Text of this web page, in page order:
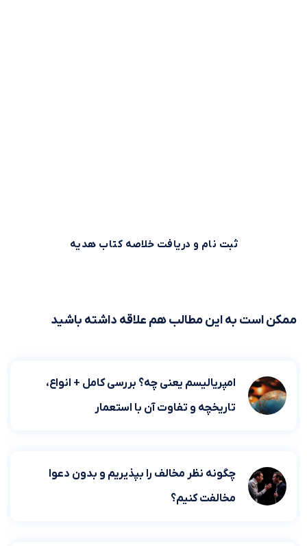
ثبت نام و دریافت خلاصه کتاب هدیه
ممکن است به این مطالب هم علاقه داشته باشید
امپریالیسم یعنی چه؟ بررسی کامل + انواع،
تاریخچه و تفاوت آن با استعمار
چگونه نظر مخالف را بپذیریم و بدون دعوا
مخالفت کنیم؟